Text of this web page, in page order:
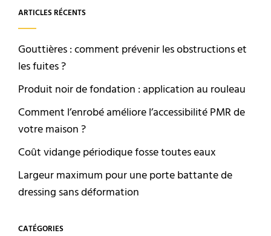
ARTICLES RÉCENTS
Gouttières : comment prévenir les obstructions et
les fuites ?
Produit noir de fondation : application au rouleau
Comment l’enrobé améliore l’accessibilité PMR de
votre maison ?
Coût vidange périodique fosse toutes eaux
Largeur maximum pour une porte battante de
dressing sans déformation
CATÉGORIES